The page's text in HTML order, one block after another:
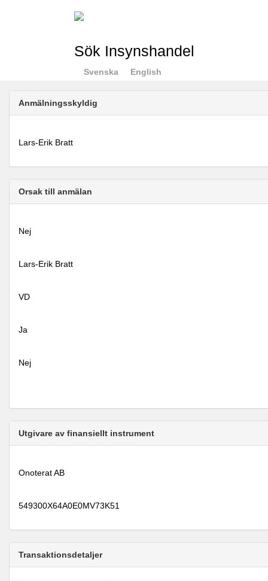
Sök Insynshandel
Svenska English
Anmälningsskyldig
Lars-Erik Bratt
Orsak till anmälan
Nej
Lars-Erik Bratt
VD
Ja
Nej
Utgivare av finansiellt instrument
Onoterat AB
549300X64A0E0MV73K51
Transaktionsdetaljer